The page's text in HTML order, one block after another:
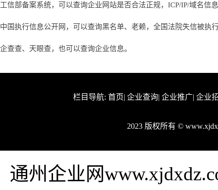
工信部备案系统，可以查询企业网站是否合法正规，ICP/IP/域名信
中国执行信息公开网，可以查询黑名单、老赖，全国法院失信被执
企查查、天眼查，也可以查询企业信息。
栏目导航: 首页| 企业查询| 企业推广| 企业
2023 版权所有 ©
通州企业网